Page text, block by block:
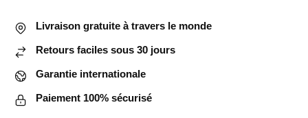
Livraison gratuite à travers le monde
Retours faciles sous 30 jours
Garantie internationale
Paiement 100% sécurisé